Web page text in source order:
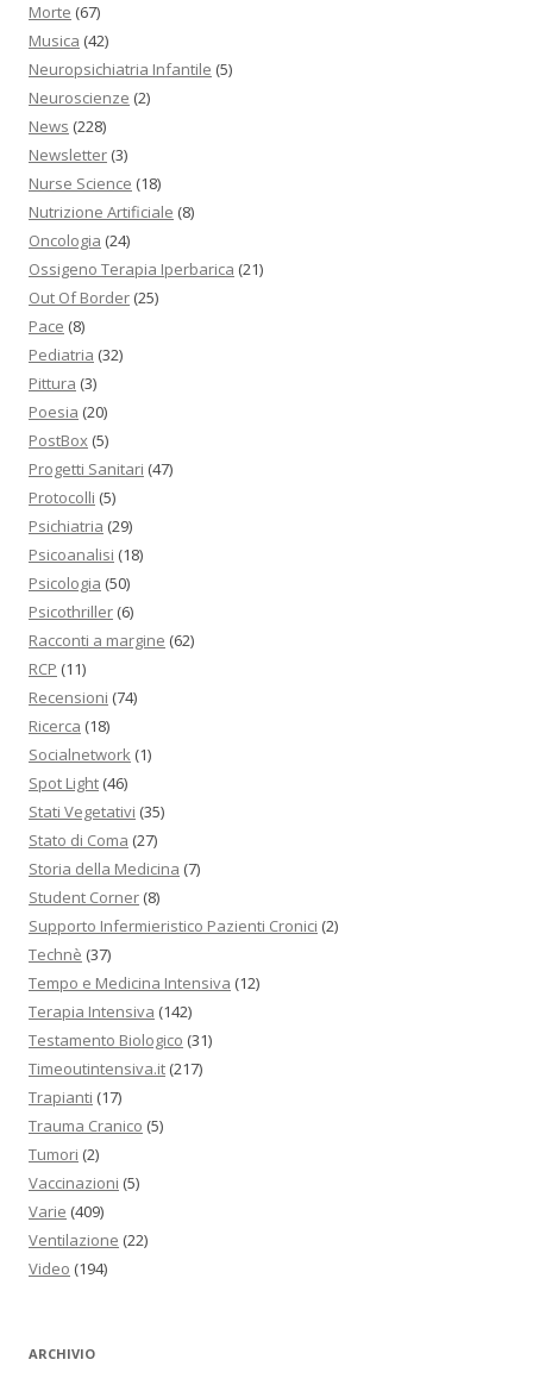
Morte (67)
Musica (42)
Neuropsichiatria Infantile (5)
Neuroscienze (2)
News (228)
Newsletter (3)
Nurse Science (18)
Nutrizione Artificiale (8)
Oncologia (24)
Ossigeno Terapia Iperbarica (21)
Out Of Border (25)
Pace (8)
Pediatria (32)
Pittura (3)
Poesia (20)
PostBox (5)
Progetti Sanitari (47)
Protocolli (5)
Psichiatria (29)
Psicoanalisi (18)
Psicologia (50)
Psicothriller (6)
Racconti a margine (62)
RCP (11)
Recensioni (74)
Ricerca (18)
Socialnetwork (1)
Spot Light (46)
Stati Vegetativi (35)
Stato di Coma (27)
Storia della Medicina (7)
Student Corner (8)
Supporto Infermieristico Pazienti Cronici (2)
Technè (37)
Tempo e Medicina Intensiva (12)
Terapia Intensiva (142)
Testamento Biologico (31)
Timeoutintensiva.it (217)
Trapianti (17)
Trauma Cranico (5)
Tumori (2)
Vaccinazioni (5)
Varie (409)
Ventilazione (22)
Video (194)
ARCHIVIO